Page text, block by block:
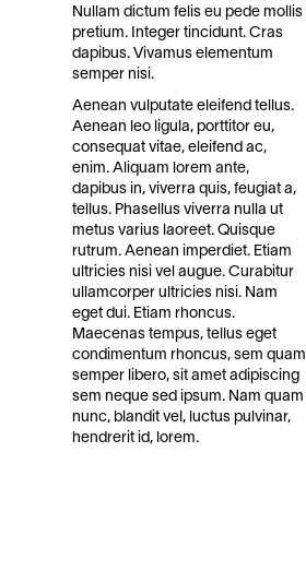
Nullam dictum felis eu pede mollis
pretium. Integer tincidunt. Cras
dapibus. Vivamus elementum
semper nisi.
Aenean vulputate eleifend tellus.
Aenean leo ligula, porttitor eu,
consequat vitae, eleifend ac,
enim. Aliquam lorem ante,
dapibus in, viverra quis, feugiat a,
tellus. Phasellus viverra nulla ut
metus varius laoreet. Quisque
rutrum. Aenean imperdiet. Etiam
ultricies nisi vel augue. Curabitur
ullamcorper ultricies nisi. Nam
eget dui. Etiam rhoncus.
Maecenas tempus, tellus eget
condimentum rhoncus, sem quam
semper libero, sit amet adipiscing
sem neque sed ipsum. Nam quam
nunc, blandit vel, luctus pulvinar,
hendrerit id, lorem.